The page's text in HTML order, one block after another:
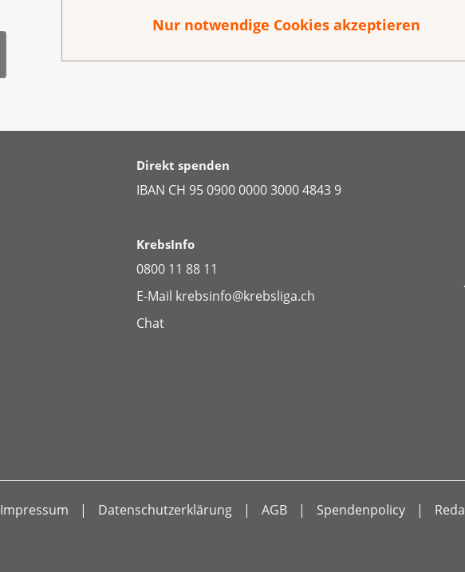
Nur notwendige Cookies akzeptieren
Direkt spenden
IBAN CH 95 0900 0000 3000 4843 9
KrebsInfo
0800 11 88 11
E-Mail krebsinfo@krebsliga.ch
Chat
Impressum Datenschutzerklärung AGB Spendenpolicy